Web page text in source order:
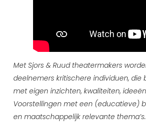
Met Sjors & Ruud theatermakers
deelnemers kritischere individuen, die
met eigen inzichten, kwaliteiten,
Voorstellingen met een (educatieve)
en maatschappelijk relevante